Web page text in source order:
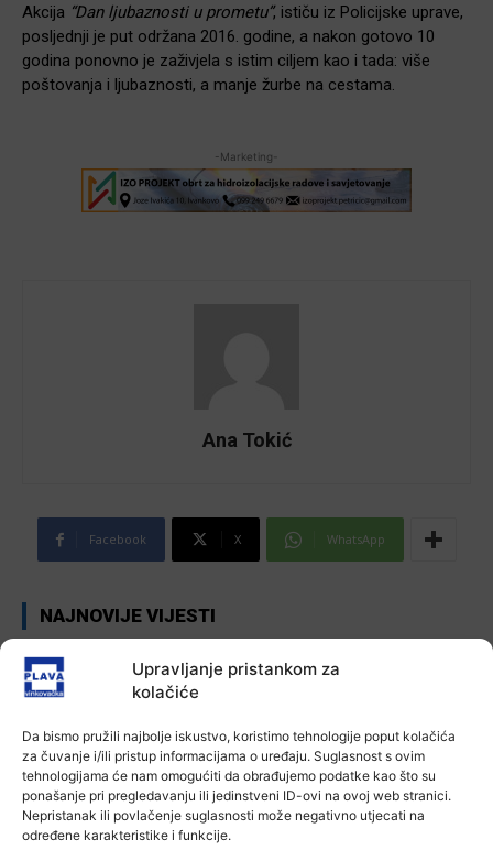
Upravljanje pristankom za
kolačiće
Da bismo pružili najbolje iskustvo, koristimo tehnologije poput kolačića
za čuvanje i/ili pristup informacijama o uređaju. Suglasnost s ovim
tehnologijama će nam omogućiti da obrađujemo podatke kao što su
ponašanje pri pregledavanju ili jedinstveni ID-ovi na ovoj web stranici.
Nepristanak ili povlačenje suglasnosti može negativno utjecati na
određene karakteristike i funkcije.
Akcija “Dan ljubaznosti u prometu”, ističu iz Policijske uprave,
posljednji je put održana 2016. godine, a nakon gotovo 10
godina ponovno je zaživjela s istim ciljem kao i tada: više
poštovanja i ljubaznosti, a manje žurbe na cestama.
-Marketing-
Ana Tokić
Facebook X WhatsApp
NAJNOVIJE VIJESTI
Autoklub Vinkovci u rujnu će obilježiti
stotu godišnjicu djelovanja
Aktualno
Za dva tjedna započinje još jedna
Divlja liga